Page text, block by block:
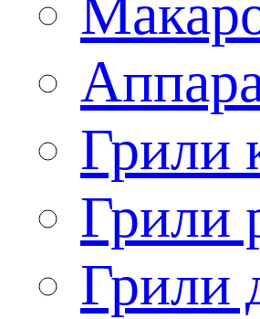
Грили
Грили
Грили